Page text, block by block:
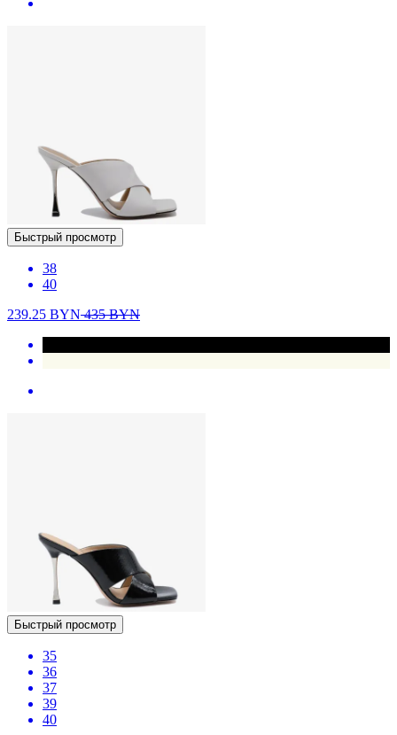
Быстрый просмотр
38
40
239.25 BYN435BYN
Быстрый просмотр
35
36
37
39
40